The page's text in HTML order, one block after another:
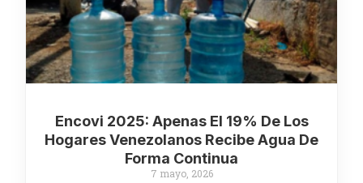
Encovi 2025: Apenas El 19% De Los
Hogares Venezolanos Recibe Agua De
Forma Continua
7 mayo, 2026